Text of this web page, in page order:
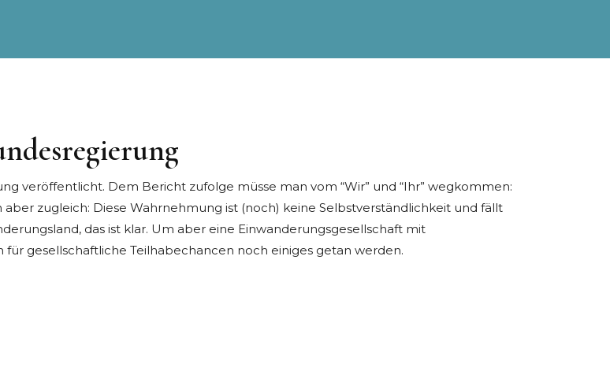
veröffentlicht. Dem Bericht zufolge müsse man vom “Wir” und “Ihr” wegkommen:
zugleich: Diese Wahrnehmung ist (noch) keine Selbstverständlichkeit und fällt
, das ist klar. Um aber eine Einwanderungsgesellschaft mit
gesellschaftliche Teilhabechancen noch einiges getan werden.